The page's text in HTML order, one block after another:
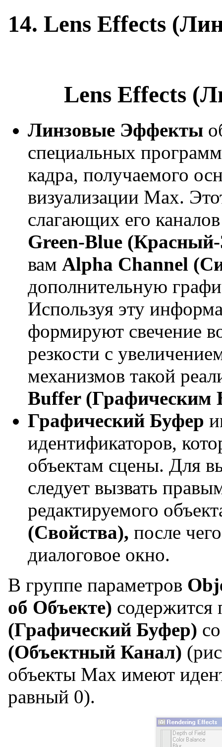
14. Lens Effects
Lens Effects
Линзовые Эффекты
специальных
кадра, получаемого
визуализации Мах.
слагающих его
Green-Blue
вам Alpha Channel
дополнительную
Используя эту
формируют свечение
резкости с
механизмов такой
Buffer (Графическим
Графический Буфер
идентификаторов,
объектам сцены. Для
следует вызвать
редактируемого
(Свойства), после
диалоговое окно.
В группе параметров
об Объекте) содержится
(Графический Буфер)
(Объектный Канал)
объекты Мах имеют
равный 0).